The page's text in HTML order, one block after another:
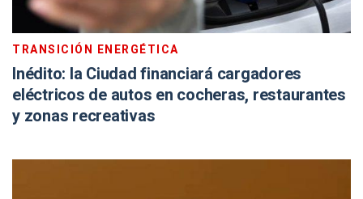
TRANSICIÓN ENERGÉTICA
Inédito: la Ciudad financiará cargadores
eléctricos de autos en cocheras, restaurantes
y zonas recreativas